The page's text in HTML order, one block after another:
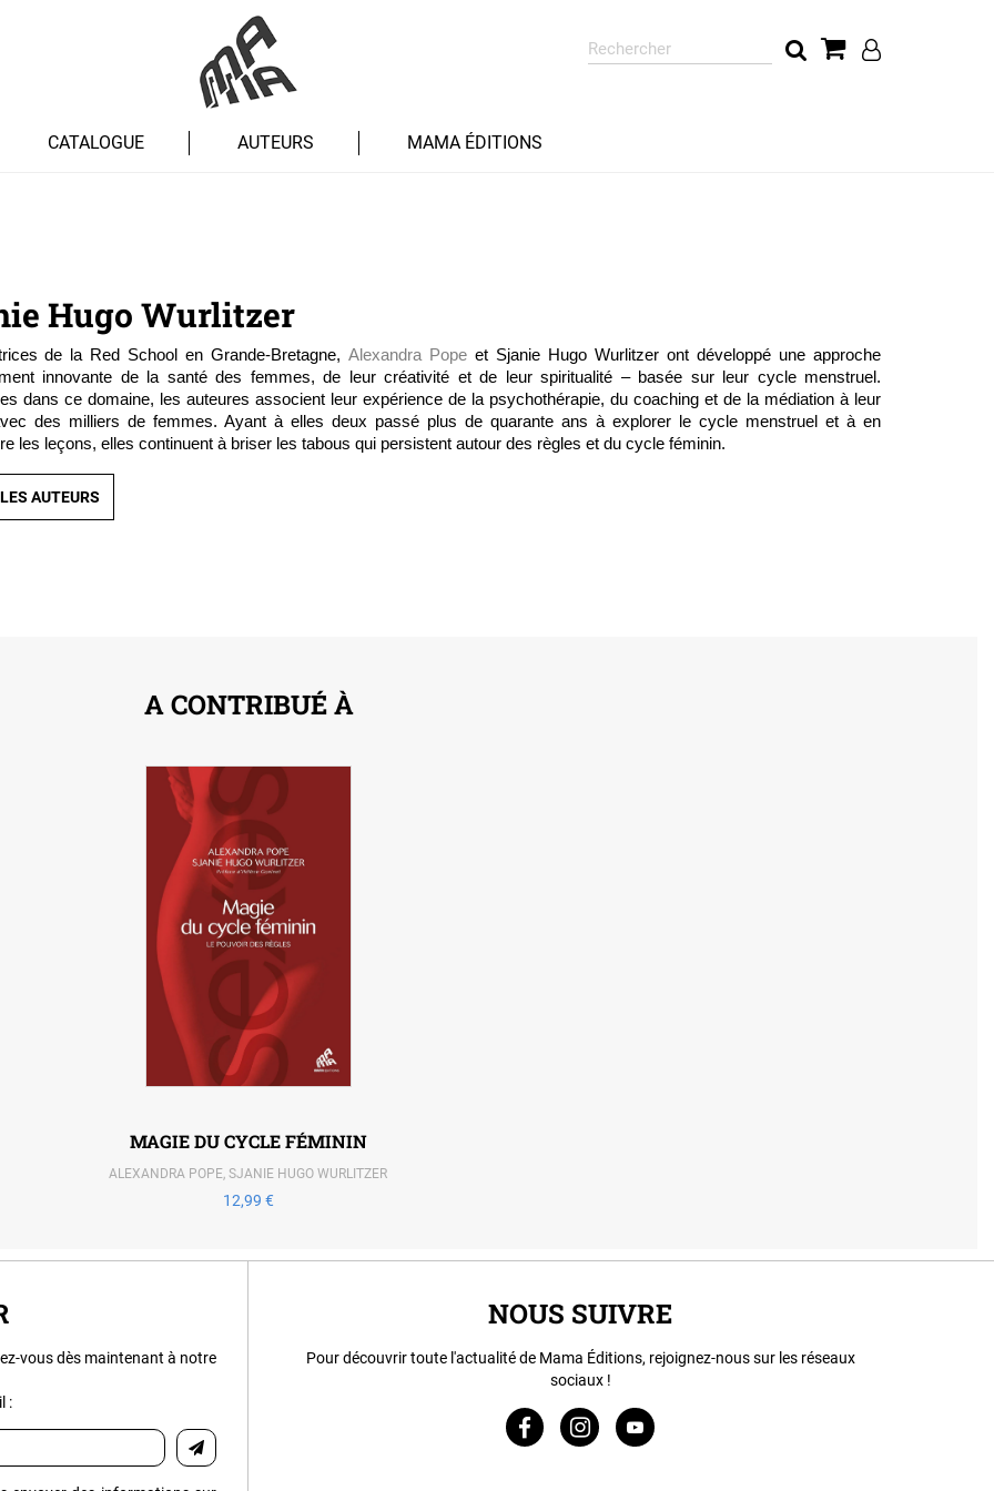
Rechercher
sur
CATALOGUE AUTEURS MAMA ÉDITIONS
Hugo Wurlitzer
de la Red School en Grande-Bretagne,Alexandra Pope et Sjanie Hugo Wurlitzer ont développé une approche
innovante de la santé des femmes, de leur créativité et de leur spiritualité – basée sur leur cycle menstruel.
dans ce domaine, les auteures associent leur expérience de la psychothérapie, du coaching et de la médiation à leur
des milliers de femmes. Ayant à elles deux passé plus de quarante ans à explorer le cycle menstruel et à en
les leçons, elles continuent à briser les tabous qui persistent autour des règles et du cycle féminin.
AUTEURS
A CONTRIBUÉ À
MAGIE DU CYCLE FÉMININ
ALEXANDRA POPE, SJANIE HUGO WURLITZER
12,99 €
vous dès maintenant à notre
:
NOUS SUIVRE
Pour découvrir toute l'actualité de Mama Éditions, rejoignez-nous sur les réseaux
sociaux !